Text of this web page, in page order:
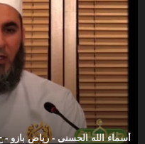
أسماء الله الحسنى - رياض بازو - ح 4